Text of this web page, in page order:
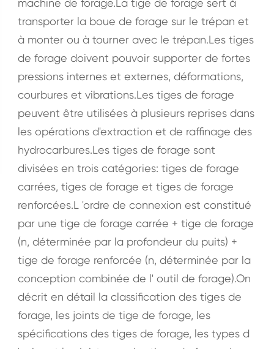
machine de forage.La tige de forage sert à
transporter la boue de forage sur le trépan et
à monter ou à tourner avec le trépan.Les tiges
de forage doivent pouvoir supporter de fortes
pressions internes et externes, déformations,
courbures et vibrations.Les tiges de forage
peuvent être utilisées à plusieurs reprises dans
les opérations d'extraction et de raffinage des
hydrocarbures.Les tiges de forage sont
divisées en trois catégories: tiges de forage
carrées, tiges de forage et tiges de forage
renforcées.L 'ordre de connexion est constitué
par une tige de forage carrée + tige de forage
(n, déterminée par la profondeur du puits) +
tige de forage renforcée (n, déterminée par la
conception combinée de l' outil de forage).On
décrit en détail la classification des tiges de
forage, les joints de tige de forage, les
spécifications des tiges de forage, les types d